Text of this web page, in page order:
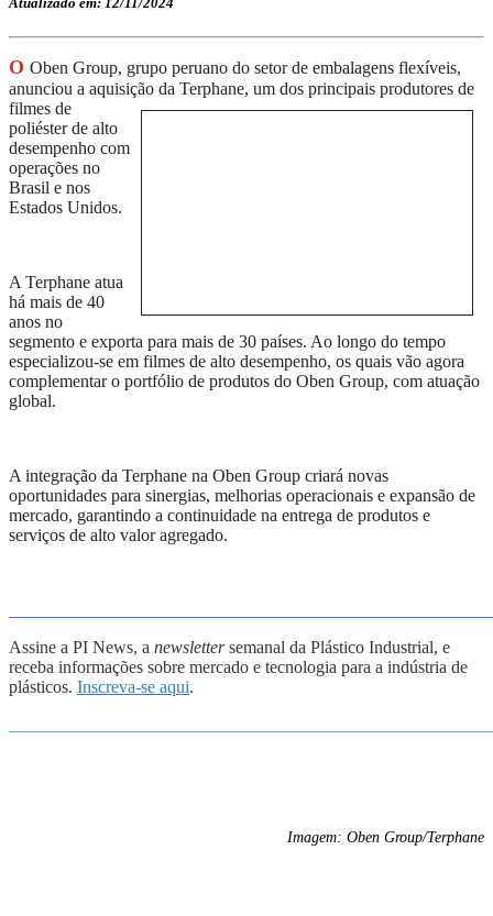
O Oben Group, grupo peruano do setor de embalagens flexíveis,
anunciou a aquisição da Terphane, um dos principais produtores de
filmes de
poliéster de alto
desempenho com
operações no
Brasil e nos
Estados Unidos.
A Terphane atua
há mais de 40
anos no
segmento e exporta para mais de 30 países. Ao longo do tempo
especializou-se em filmes de alto desempenho, os quais vão agora
complementar o portfólio de produtos do Oben Group, com atuação
global.
A integração da Terphane na Oben Group criará novas
oportunidades para sinergias, melhorias operacionais e expansão de
mercado, garantindo a continuidade na entrega de produtos e
serviços de alto valor agregado.
Assine a PI News, a newslettersemanal da Plástico Industrial, e
receba informações sobre mercado e tecnologia para a indústria de
plásticos. Inscreva-se aqui.
Imagem: Oben Group/Terphane